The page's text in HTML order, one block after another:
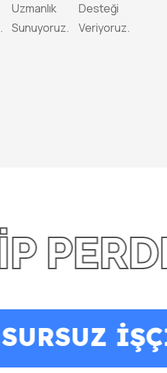
Uzmanlık
Sunuyoruz.
Desteği
Veriyoruz.